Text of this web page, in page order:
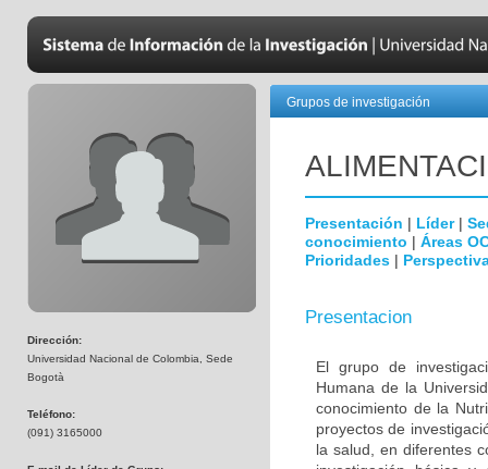
Dirección:
Universidad Nacional de Colombia, Sede
Bogotà
Teléfono:
(091) 3165000
Grupos de investigación
Presentación | Líder|
conocimiento | Áreas
Prioridades |
Presentacion
El grupo de
Humana de la
conocimiento de la
proyectos de
la salud, en diferentes